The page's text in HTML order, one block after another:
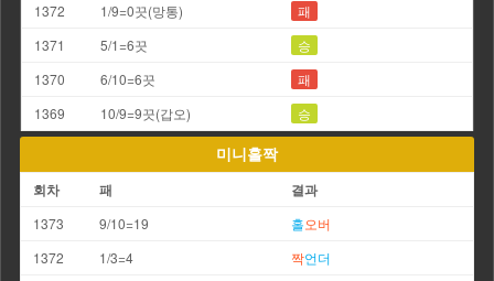
1372
1/9=0끗(망통)
패
1371
5/1=6끗
승
1370
6/10=6끗
패
1369
10/9=9끗(갑오) 승
미니홀짝
회차 패 결과
1373 9/10=19 홀오버
1372
1/3=4 짝언더